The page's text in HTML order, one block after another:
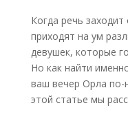
Когда речь
приходят на ум
девушек, которые
Но как найти
ваш вечер Орла
этой статье мы